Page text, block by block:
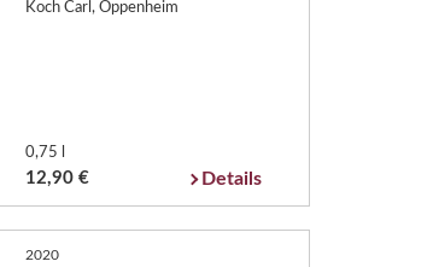
Koch Carl, Oppenheim
0,75 l
12,90 € Details
2020